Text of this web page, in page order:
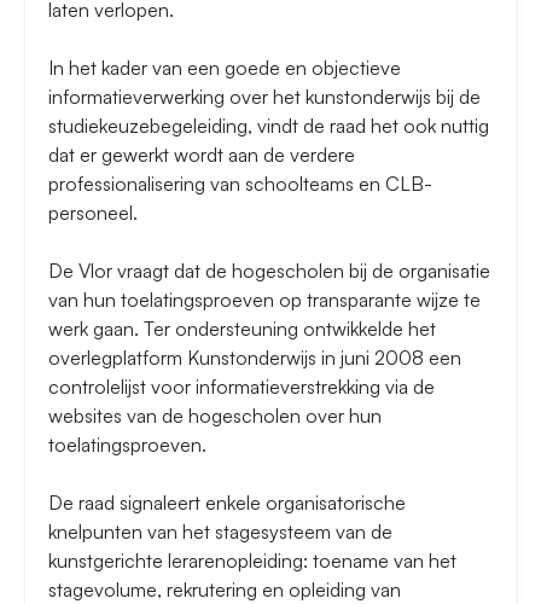
laten verlopen.
In het kader van een goede en objectieve
informatieverwerking over het kunstonderwijs bij de
studiekeuzebegeleiding, vindt de raad het ook nuttig
dat er gewerkt wordt aan de verdere
professionalisering van schoolteams en CLB-
personeel.
De Vlor vraagt dat de hogescholen bij de organisatie
van hun toelatingsproeven op transparante wijze te
werk gaan. Ter ondersteuning ontwikkelde het
overlegplatform Kunstonderwijs in juni 2008 een
controlelijst voor informatieverstrekking via de
websites van de hogescholen over hun
toelatingsproeven.
De raad signaleert enkele organisatorische
knelpunten van het stagesysteem van de
kunstgerichte lerarenopleiding: toename van het
stagevolume, rekrutering en opleiding van